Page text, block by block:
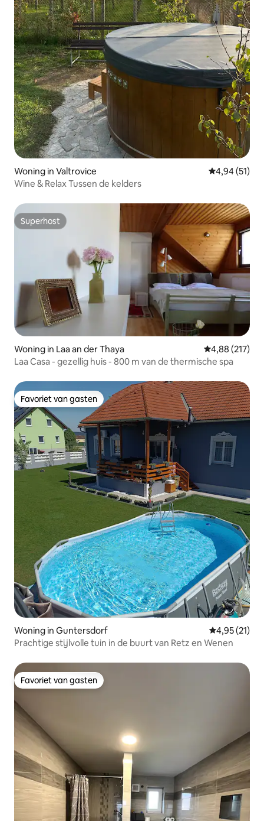
Woning in Valtrovice Gemiddelde
4,94 (51)
Wine & Relax Tussen de kelders
Superhost
Superhost
Woning in Laa an der Thaya Gemiddelde
4,88 (217)
Laa Casa - gezellig huis - 800 m van de thermische spa
Favoriet van gasten
Favoriet van gasten
Woning in Guntersdorf Gemiddelde
4,95 (21)
Prachtige stijlvolle tuin in de buurt van Retz en Wenen
Favoriet van gasten
Favoriet van gasten